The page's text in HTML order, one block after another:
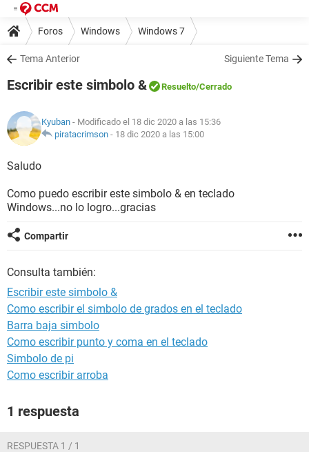
Foros Windows Windows 7
Tema Anterior Siguiente Tema
Escribir este simbolo & Resuelto/Cerrado
Kyuban - Modificado el 18 dic 2020 a las 15:36
piratacrimson - 18 dic 2020 a las 15:00
Saludo
Como puedo escribir este simbolo & en teclado
Windows...no lo logro...gracias
Compartir
Consulta también:
Escribir este simbolo &
Como escribir el simbolo de grados en el teclado
Barra baja simbolo
Como escribir punto y coma en el teclado
Simbolo de pi
Como escribir arroba
1 respuesta
RESPUESTA 1 / 1